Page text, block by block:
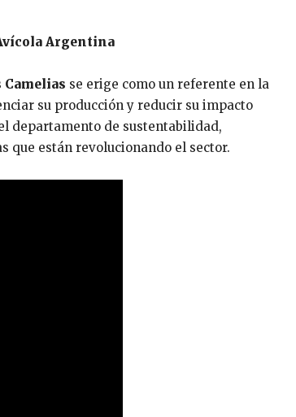
Argentina
Camelias se erige como un referente en la
su producción y reducir su impacto
departamento de sustentabilidad,
que están revolucionando el sector.